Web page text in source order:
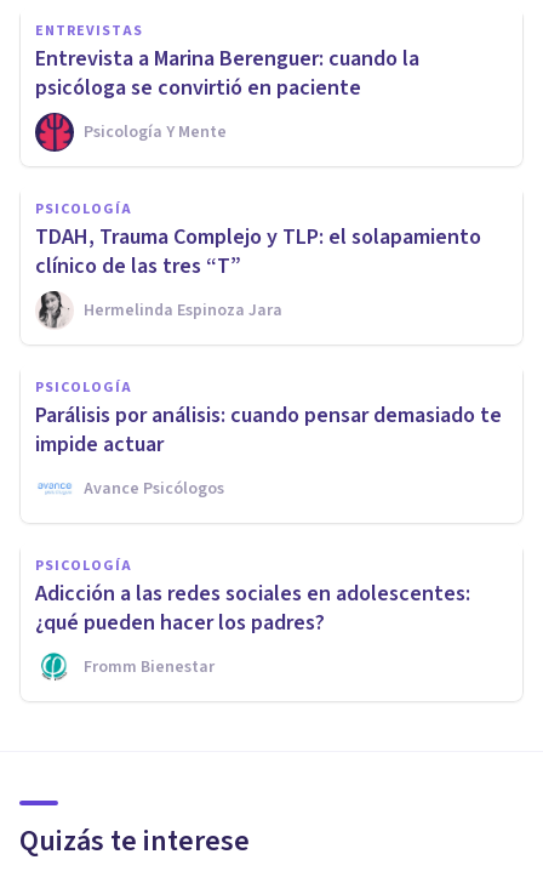
ENTREVISTAS
Entrevista a Marina Berenguer: cuando la
psicóloga se convirtió en paciente
Psicología Y Mente
PSICOLOGÍA
TDAH, Trauma Complejo y TLP: el solapamiento
clínico de las tres “T”
Hermelinda Espinoza Jara
PSICOLOGÍA
Parálisis por análisis: cuando pensar demasiado te
impide actuar
Avance Psicólogos
PSICOLOGÍA
Adicción a las redes sociales en adolescentes:
¿qué pueden hacer los padres?
Fromm Bienestar
Quizás te interese